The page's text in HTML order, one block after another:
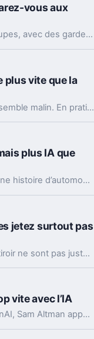
vous aux
WhatsApp lance le ping @all dans les groupes, avec des garde-fous. Sondages et création de sous-groupes gagnent aussi en souplesse.
plus vite que la
Mettre un téléphone qui chauffe au frigo semble malin. En pratique, la condensation et le choc thermique peuvent l’abîmer bien plus vite.
plus IA que
Les résultats de Tesla racontent encore une histoire d’automobile. Les prises de parole d’Elon Musk, elles, regardent de plus en plus vers l’IA et les robots.
jetez surtout pas
Ces vieux câbles USB entassés dans un tiroir ne sont pas juste du bazar. Les recycler, les donner ou en garder quelques-uns peut vraiment faire la différence.
vite avec l’IA
Après un hack impliquant un agent d’OpenAI, Sam Altman appelle à ralentir le rythme de l’IA. Mais le vrai débat ne se limite pas à freiner.